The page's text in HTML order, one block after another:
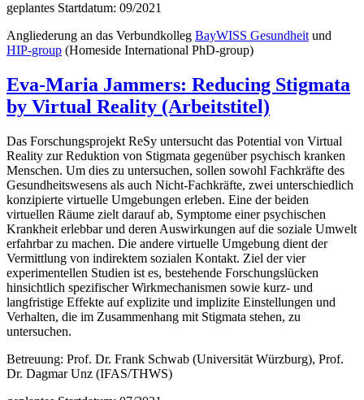
geplantes Startdatum: 09/2021
Angliederung an das Verbundkolleg BayWISS Gesundheit und
HIP-group (Homeside International PhD-group)
Eva-Maria Jammers: Reducing Stigmata
by Virtual Reality (Arbeitstitel)
Das Forschungsprojekt ReSy untersucht das Potential von Virtual
Reality zur Reduktion von Stigmata gegenüber psychisch kranken
Menschen. Um dies zu untersuchen, sollen sowohl Fachkräfte des
Gesundheitswesens als auch Nicht-Fachkräfte, zwei unterschiedlich
konzipierte virtuelle Umgebungen erleben. Eine der beiden
virtuellen Räume zielt darauf ab, Symptome einer psychischen
Krankheit erlebbar und deren Auswirkungen auf die soziale Umwelt
erfahrbar zu machen. Die andere virtuelle Umgebung dient der
Vermittlung von indirektem sozialen Kontakt. Ziel der vier
experimentellen Studien ist es, bestehende Forschungslücken
hinsichtlich spezifischer Wirkmechanismen sowie kurz- und
langfristige Effekte auf explizite und implizite Einstellungen und
Verhalten, die im Zusammenhang mit Stigmata stehen, zu
untersuchen.
Betreuung: Prof. Dr. Frank Schwab (Universität Würzburg), Prof.
Dr. Dagmar Unz (IFAS/THWS)